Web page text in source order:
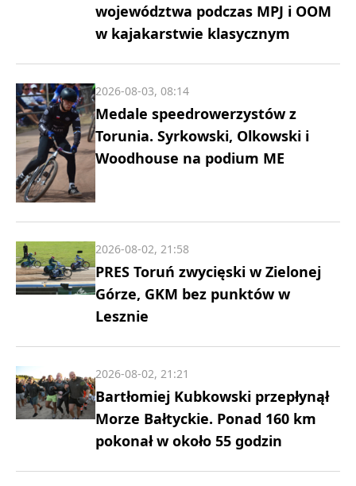
województwa podczas MPJ i OOM
w kajakarstwie klasycznym
Medale speedrowerzystów z
Torunia. Syrkowski, Olkowski i
Woodhouse na podium ME
2026-08-03, 08:14
PRES Toruń zwycięski w Zielonej
Górze, GKM bez punktów w
Lesznie
2026-08-02, 21:58
Bartłomiej Kubkowski przepłynął
Morze Bałtyckie. Ponad 160 km
pokonał w około 55 godzin
2026-08-02, 21:21